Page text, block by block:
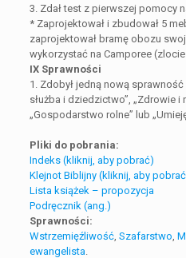
3. Zdał test z pierwszej pomocy
* Zaprojektował i zbudował 5
zaprojektował bramę obozu
wykorzystać na Camporee
IX Sprawności
1. Zdobył jedną nową
służba i dziedzictwo”, „Zdrowie i
„Gospodarstwo rolne” lub
Pliki do pobrania:
Indeks (kliknij, aby pobrać)
Klejnot Biblijny (kliknij, aby
Lista książek – propozycja
Podręcznik (ang.)
Sprawności:
Wstrzemięźliwość, Szafarstwo,
ewangelista.